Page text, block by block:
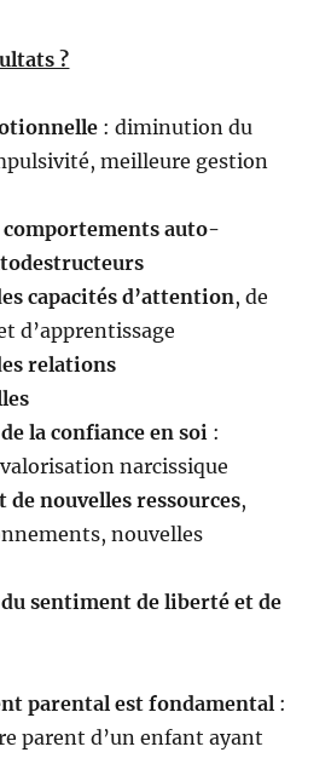
?
: diminution du
meilleure gestion
auto-
capacités d’attention, de
d’apprentissage
relations
la confiance en soi :
narcissique
de nouvelles ressources,
nouvelles
sentiment de liberté et de
parental est fondamental :
parent d’un enfant ayant